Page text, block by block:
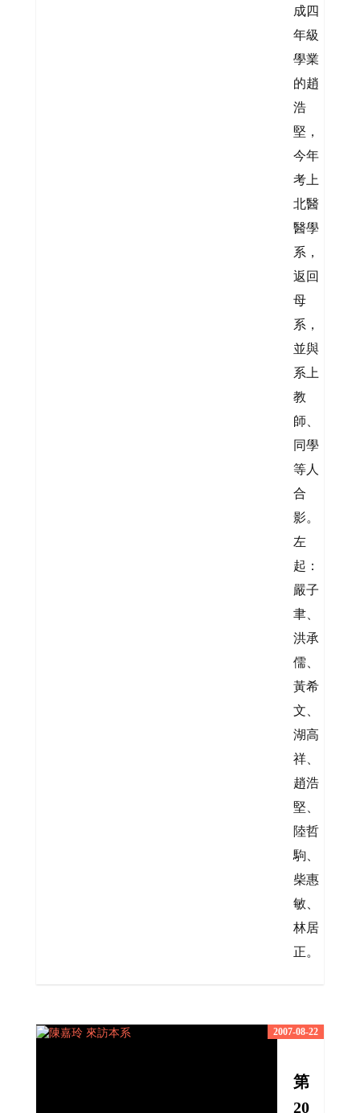
成四
年級
學業
的趙
浩
堅，
今年
考上
北醫
醫學
系，
返回
母
系，
並與
系上
教
師、
同學
等人
合
影。
左
起：
嚴子
聿、
洪承
儒、
黃希
文、
湖高
祥、
趙浩
堅、
陸哲
駒、
柴惠
敏、
林居
正。
2007-08-22
第
20